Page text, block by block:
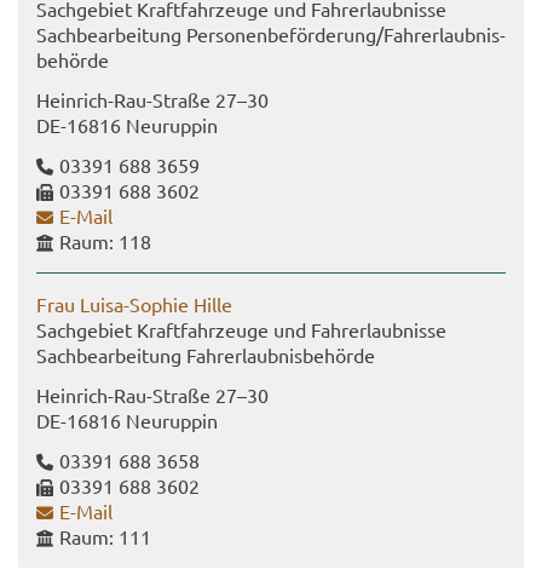
Sach­ge­biet Kraft­fahr­zeu­ge und Fahr­erlaub­nis­se
Sach­be­ar­bei­tung Per­so­nen­be­för­de­rung/Fahr­erlaub­nis­
be­hör­de
Heinrich-​Rau-Straße 27–30
DE-​16816 Neu­rup­pin
03391 688 3659
03391 688 3602
E-​Mail
Raum: 118
Frau Luisa-​Sophie Hille
Sach­ge­biet Kraft­fahr­zeu­ge und Fahr­erlaub­nis­se
Sach­be­ar­bei­tung Fahr­erlaub­nis­be­hör­de
Heinrich-​Rau-Straße 27–30
DE-​16816 Neu­rup­pin
03391 688 3658
03391 688 3602
E-​Mail
Raum: 111